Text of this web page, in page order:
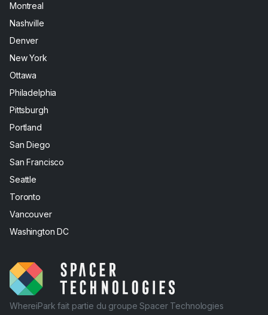
Montreal
Nashville
Denver
New York
Ottawa
Philadelphia
Pittsburgh
Portland
San Diego
San Francisco
Seattle
Toronto
Vancouver
Washington DC
WhereiPark fait partie du groupe Spacer Technologies